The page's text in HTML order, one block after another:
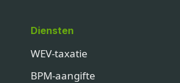
Diensten
WEV-taxatie
BPM-aangifte